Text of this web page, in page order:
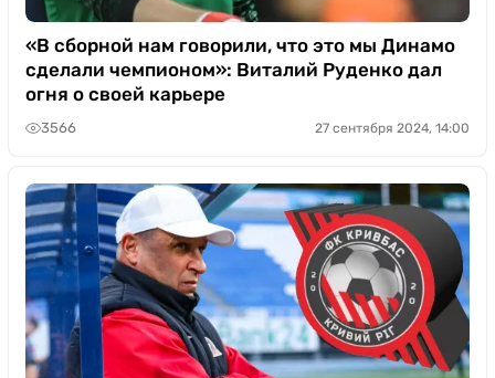
«В сборной нам говорили, что это мы Динамо
сделали чемпионом»: Виталий Руденко дал
огня о своей карьере
3566 27 сентября 2024, 14:00